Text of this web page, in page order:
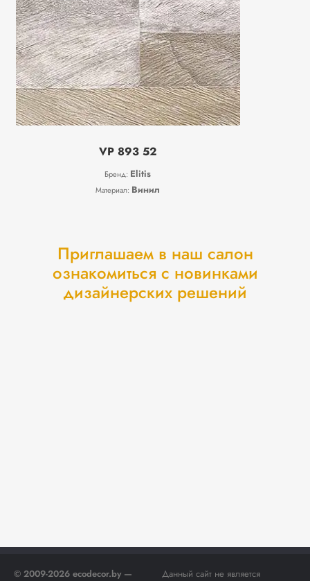
VP 893 52
Бренд: Elitis
Материал: Винил
Приглашаем в наш салон
ознакомиться с новинками
дизайнерских решений
© 2009-2026 ecodecor.by —
Данный сайт не является